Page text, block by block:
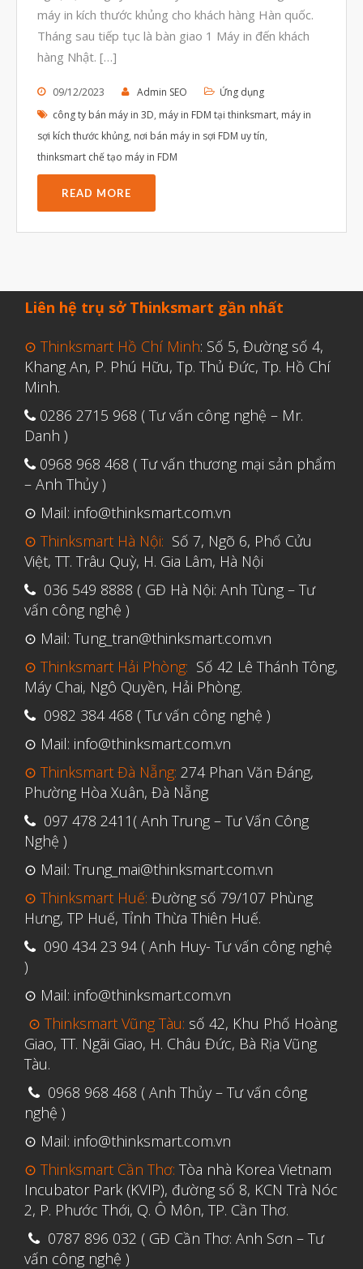
Tháng Bảy 2022
Tháng Sáu 2022
Tháng Tư 2022
Tháng Ba 2022
Tháng Hai 2022
Tháng Mười Một 2021
Tháng Tám 2021
Tháng Bảy 2021
Tháng Sáu 2021
Tháng Tư 2021
Tháng Mười Hai 2020
Tháng Mười Một 2020
Tháng Mười 2020
Tháng Chín 2020
Tháng Bảy 2020
Tháng Sáu 2020
Tháng Hai 2020
Tháng Một 2020
Tháng Mười Một 2019
Tháng Mười 2019
Tháng Chín 2019
Tháng Tám 2019
Tháng Năm 2019
Tháng Ba 2019
Aerospace
Automotive
File 3D
máy in kích thước khủng cho khách hàng Hàn quốc.
Tháng sau tiếp tục là bàn giao 1 Máy in đến khách
hàng Nhật. […]
09/12/2023 Admin SEO
Ứng dụng
công ty bán máy in 3D, máy in FDM tại thinksmart, máy in
sợi kích thước khủng, nơi bán máy in sợi FDM uy tín,
thinksmart chế tạo máy in FDM
READ MORE
Liên hệ trụ sở Thinksmart gần nhất
⊙ Thinksmart Hồ Chí Minh: Số 5, Đường số 4,
Khang An, P. Phú Hữu, Tp. Thủ Đức, Tp. Hồ Chí
Minh.
0286 2715 968 ( Tư vấn công nghệ – Mr.
Danh )
0968 968 468 ( Tư vấn thương mại sản phẩm
– Anh Thủy )
⊙ Mail: info@thinksmart.com.vn
⊙ Thinksmart Hà Nội: Số 7, Ngõ 6, Phố Cửu
Việt, TT. Trâu Quỳ, H. Gia Lâm, Hà Nội
036 549 8888 ( GĐ Hà Nội: Anh Tùng – Tư
vấn công nghệ )
⊙ Mail: Tung_tran@thinksmart.com.vn
⊙ Thinksmart Hải Phòng: Số 42 Lê Thánh Tông,
Máy Chai, Ngô Quyền, Hải Phòng.
0982 384 468 ( Tư vấn công nghệ )
⊙ Mail: info@thinksmart.com.vn
⊙ Thinksmart Đà Nẵng: 274 Phan Văn Đáng,
Phường Hòa Xuân, Đà Nẵng
097 478 2411( Anh Trung – Tư Vấn Công
Nghệ )
⊙ Mail: Trung_mai@thinksmart.com.vn
⊙ Thinksmart Huế: Đường số 79/107 Phùng
Hưng, TP Huế, Tỉnh Thừa Thiên Huế.
090 434 23 94 ( Anh Huy- Tư vấn công nghệ
)
⊙ Mail: info@thinksmart.com.vn
⊙ Thinksmart Vũng Tàu: số 42, Khu Phố Hoàng
Giao, TT. Ngãi Giao, H. Châu Đức, Bà Rịa Vũng
Tàu.
0968 968 468 ( Anh Thủy – Tư vấn công
nghệ )
⊙ Mail: info@thinksmart.com.vn
⊙ Thinksmart Cần Thơ: Tòa nhà Korea Vietnam
Incubator Park (KVIP), đường số 8, KCN Trà Nóc
2, P. Phước Thới, Q. Ô Môn, TP. Cần Thơ.
0787 896 032 ( GĐ Cần Thơ: Anh Sơn – Tư
vấn công nghệ )